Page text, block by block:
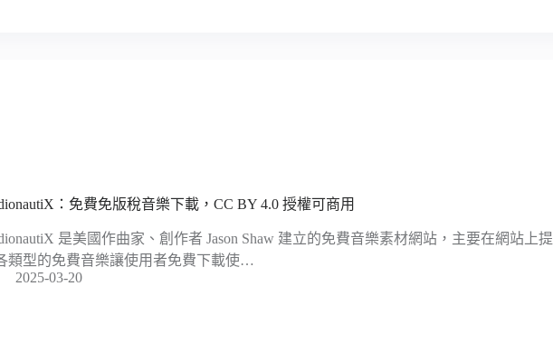
：免費免版稅音樂下載，CC BY 4.0 授權可商用
是美國作曲家、創作者 Jason Shaw 建立的免費音樂素材網站，主要在網站上提
類型的免費音樂讓使用者免費下載使…
2025-03-20